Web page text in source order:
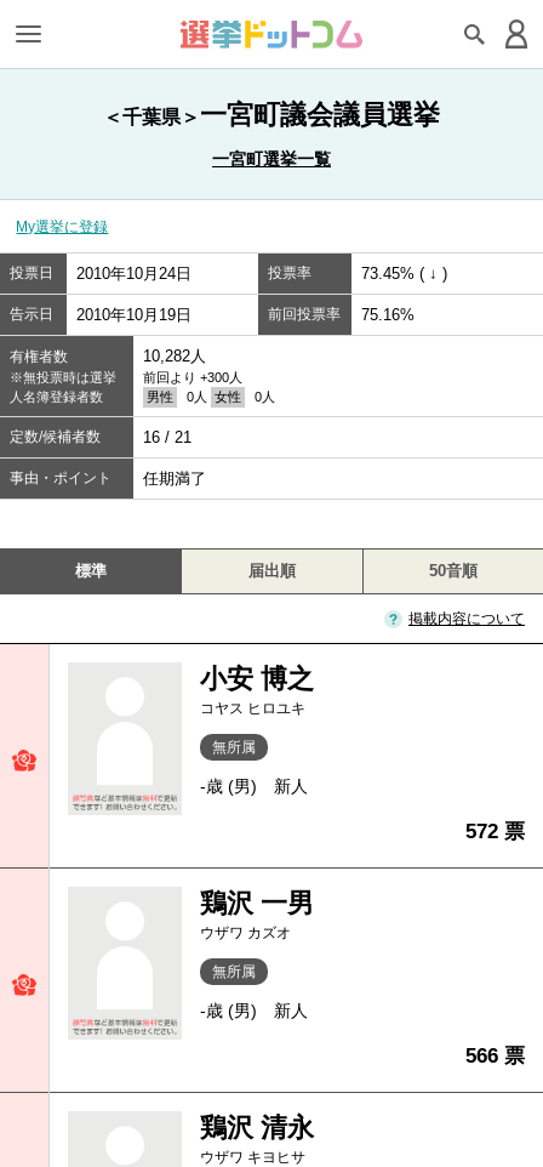
＜千葉県＞ 一宮町議会議員選挙
一宮町選挙一覧
My選挙に登録
投票日 2010年10月24日 投票率 73.45% ( ↓ )
告示日 2010年10月19日 前回投票率 75.16%
有権者数
※無投票時は選挙
人名簿登録者数
10,282人
前回より +300人
男性
0人 女性 0人
定数/候補者数 16 / 21
事由・ポイント 任期満了
標準 届出順 50音順
掲載内容について
小安 博之
コヤス ヒロユキ
無所属
-歳 (男) 新人
572 票
鶏沢 一男
ウザワ カズオ
無所属
-歳 (男) 新人
566 票
鶏沢 清永
ウザワ キヨヒサ